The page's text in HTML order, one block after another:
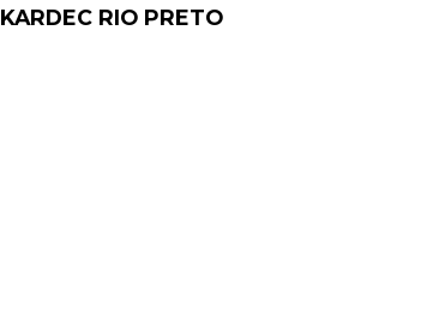
KARDEC RIO PRETO